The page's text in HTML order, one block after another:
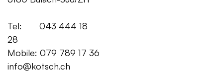
Tel: 043 444 18
28
Mobile: 079 789 17 36
info@kotsch.ch